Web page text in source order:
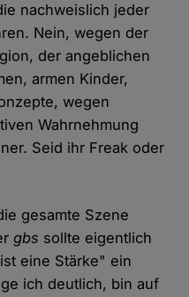
nachweislich jeder
Nein, wegen der
der angeblichen
armen Kinder,
wegen
Wahrnehmung
Seid ihr Freak oder
gesamte Szene
gbs sollte eigentlich
eine Stärke" ein
ich deutlich, bin auf